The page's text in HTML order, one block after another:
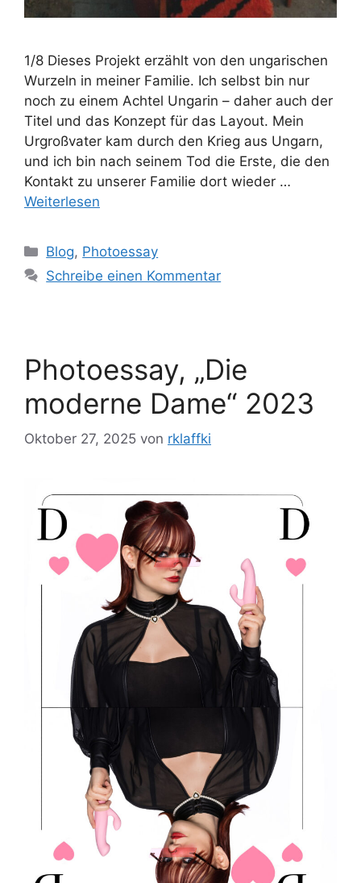
1/8 Dieses Projekt erzählt von den ungarischen
Wurzeln in meiner Familie. Ich selbst bin nur
noch zu einem Achtel Ungarin – daher auch der
Titel und das Konzept für das Layout. Mein
Urgroßvater kam durch den Krieg aus Ungarn,
und ich bin nach seinem Tod die Erste, die den
Kontakt zu unserer Familie dort wieder …
Weiterlesen
Blog, Photoessay
Schreibe einen Kommentar
Photoessay, „Die
moderne Dame“ 2023
Oktober 27, 2025 von rklaffki